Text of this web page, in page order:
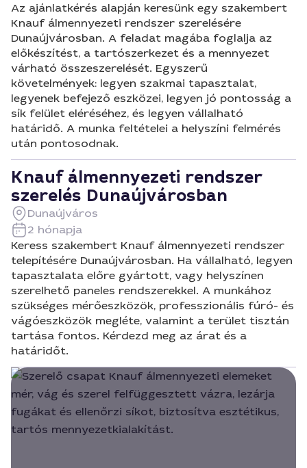
Az ajánlatkérés alapján keresünk egy szakembert
Knauf álmennyezeti rendszer szerelésére
Dunaújvárosban. A feladat magába foglalja az
előkészítést, a tartószerkezet és a mennyezet
várható összeszerelését. Egyszerű
követelmények: legyen szakmai tapasztalat,
legyenek befejező eszközei, legyen jó pontosság a
sík felület eléréséhez, és legyen vállalható
határidő. A munka feltételei a helyszíni felmérés
után pontosodnak.
Knauf álmennyezeti rendszer
szerelés Dunaújvárosban
Dunaújváros
2 hónapja
Keress szakembert Knauf álmennyezeti rendszer
telepítésére Dunaújvárosban. Ha vállalható, legyen
tapasztalata előre gyártott, vagy helyszínen
szerelhető paneles rendszerekkel. A munkához
szükséges mérőeszközök, professzionális fúró- és
vágóeszközök megléte, valamint a terület tisztán
tartása fontos. Kérdezd meg az árat és a
határidőt.